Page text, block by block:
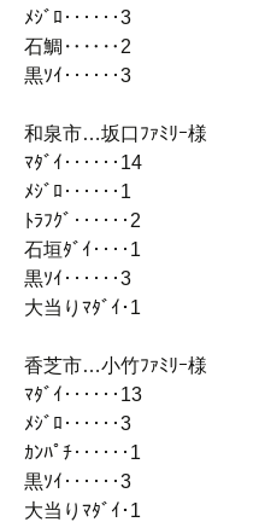
ﾒｼﾞﾛ‥‥‥3
石鯛‥‥‥2
黒ｿｲ‥‥‥3
和泉市…坂口ﾌｧﾐﾘｰ様
ﾏﾀﾞｲ‥‥‥14
ﾒｼﾞﾛ‥‥‥1
ﾄﾗﾌｸﾞ‥‥‥2
石垣ﾀﾞｲ‥‥1
黒ｿｲ‥‥‥3
大当りﾏﾀﾞｲ･1
香芝市…小竹ﾌｧﾐﾘｰ様
ﾏﾀﾞｲ‥‥‥13
ﾒｼﾞﾛ‥‥‥3
ｶﾝﾊﾟﾁ‥‥‥1
黒ｿｲ‥‥‥3
大当りﾏﾀﾞｲ･1